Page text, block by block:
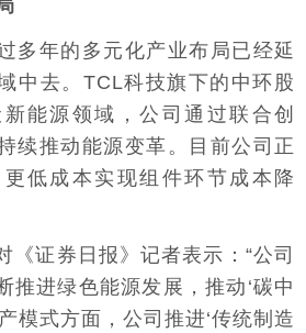
多年的多元化产业布局已经延
中去。TCL科技旗下的中环股
能源领域，公司通过联合创
续推动能源变革。目前公司正
低成本实现组件环节成本降
《证券日报》记者表示：“公司
推进绿色能源发展，推动‘碳中
模式方面，公司推进‘传统制造